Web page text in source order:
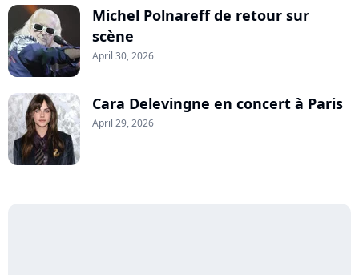
Michel Polnareff de retour sur
scène
April 30, 2026
Cara Delevingne en concert à Paris
April 29, 2026